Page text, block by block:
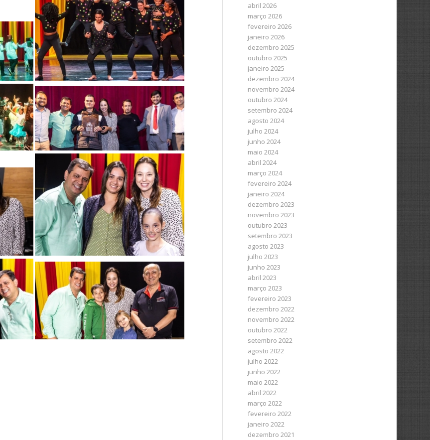
abril 2026
março 2026
fevereiro 2026
janeiro 2026
dezembro 2025
outubro 2025
janeiro 2025
dezembro 2024
novembro 2024
outubro 2024
setembro 2024
agosto 2024
julho 2024
junho 2024
maio 2024
abril 2024
março 2024
fevereiro 2024
janeiro 2024
dezembro 2023
novembro 2023
outubro 2023
setembro 2023
agosto 2023
julho 2023
junho 2023
abril 2023
março 2023
fevereiro 2023
dezembro 2022
novembro 2022
outubro 2022
setembro 2022
agosto 2022
julho 2022
junho 2022
maio 2022
abril 2022
março 2022
fevereiro 2022
janeiro 2022
dezembro 2021